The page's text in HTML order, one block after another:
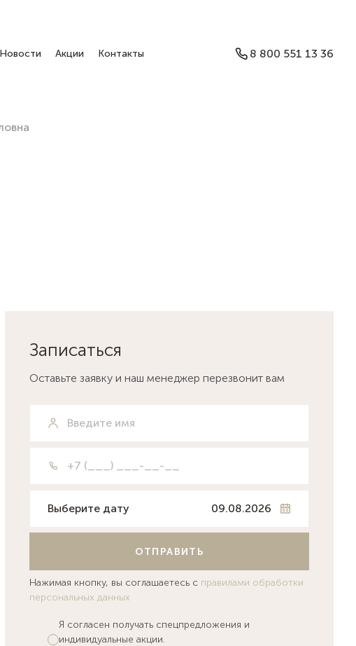
Новости Акции Контакты 8 800 551 13 36
Записаться
Оставьте заявку и наш менеджер перезвонит вам
Выберите дату
ОТПРАВИТЬ
Нажимая кнопку, вы соглашаетесь с правилами обработки
персональных данных
Я согласен получать спецпредложения и
индивидуальные акции.